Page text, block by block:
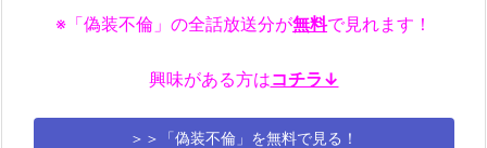
※「偽装不倫」の全話放送分が無料で見れます！
興味がある方はコチラ↓
＞＞「偽装不倫」を無料で見る！